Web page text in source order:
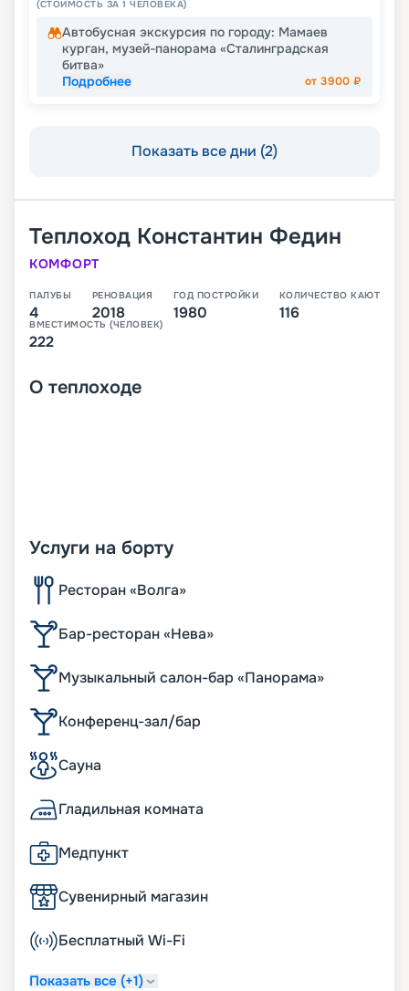
(СТОИМОСТЬ ЗА 1 ЧЕЛОВЕКА)
Автобусная экскурсия по городу: Мамаев
курган, музей-панорама «Сталинградская
битва»
Подробнее
от3900 ₽
Показать все дни (2)
Теплоход Константин Федин
КОМФОРТ
ПАЛУБЫ
4
РЕНОВАЦИЯ
2018
ГОД ПОСТРОЙКИ
1980
КОЛИЧЕСТВО КАЮТ
116
ВМЕСТИМОСТЬ (ЧЕЛОВЕК)
222
О теплоходе
Услуги на борту
Ресторан «Волга»
Бар-ресторан «Нева»
Музыкальный салон-бар «Панорама»
Конференц-зал/бар
Сауна
Гладильная комната
Медпункт
Сувенирный магазин
Бесплатный Wi-Fi
Показать все (+1)